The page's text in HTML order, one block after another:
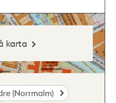
karta
(Norrmalm)